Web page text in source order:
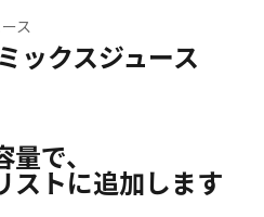
ス
ックスジュース
で、
ストに追加します